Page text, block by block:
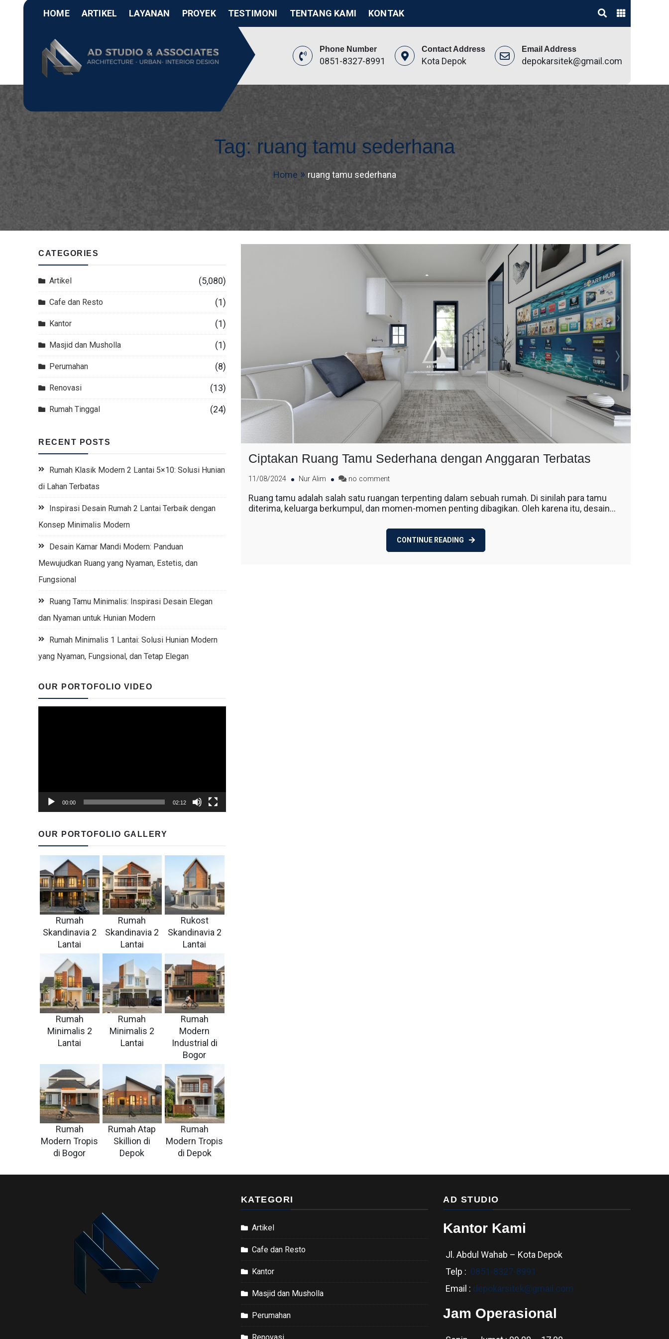
HOME ARTIKEL LAYANAN PROYEK TESTIMONI TENTANG KAMI KONTAK
Phone Number
0851-8327-8991
Contact Address
Kota Depok
Email Address
depokarsitek@gmail.com
AD Studio – Jasa Arsitek
Profesional
Bersertifikasi
AD Studio – Jasa Arsitek Profesional Bersertifikasi
Tag: ruang tamu sederhana
Home ruang tamu sederhana
CATEGORIES
Artikel (5,080)
Cafe dan Resto (1)
Kantor (1)
Masjid dan Musholla (1)
Perumahan (8)
Renovasi (13)
Rumah Tinggal (24)
RECENT POSTS
Rumah Klasik Modern 2 Lantai 5×10: Solusi Hunian
di Lahan Terbatas
Inspirasi Desain Rumah 2 Lantai Terbaik dengan
Konsep Minimalis Modern
Desain Kamar Mandi Modern: Panduan
Mewujudkan Ruang yang Nyaman, Estetis, dan
Fungsional
Ruang Tamu Minimalis: Inspirasi Desain Elegan
dan Nyaman untuk Hunian Modern
Rumah Minimalis 1 Lantai: Solusi Hunian Modern
yang Nyaman, Fungsional, dan Tetap Elegan
OUR PORTOFOLIO VIDEO
00:00 02:12
OUR PORTOFOLIO GALLERY
Rumah
Skandinavia 2
Lantai
Rumah
Skandinavia 2
Lantai
Rukost
Skandinavia 2
Lantai
Rumah
Minimalis 2
Lantai
Rumah
Minimalis 2
Lantai
Rumah
Modern
Industrial di
Bogor
Rumah
Modern Tropis
di Bogor
Rumah Atap
Skillion di
Depok
Rumah
Modern Tropis
di Depok
Ciptakan Ruang Tamu Sederhana dengan Anggaran Terbatas
11/08/2024 Nur Alim no comment
Ruang tamu adalah salah satu ruangan terpenting dalam sebuah rumah. Di sinilah para tamu
diterima, keluarga berkumpul, dan momen-momen penting dibagikan. Oleh karena itu, desain…
CONTINUE READING
KATEGORI
Artikel
Cafe dan Resto
Kantor
Masjid dan Musholla
Perumahan
AD STUDIO
Kantor Kami
Jl. Abdul Wahab – Kota Depok
Telp : 0851-8327-8991
Email : depokarsitek@gmail.com
Jam Operasional